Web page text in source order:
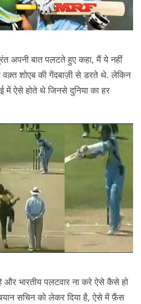
अपनी बात पलटते हुए कहा, मैं ये नहीं
वक़्त शोएब की गेंदबाज़ी से डरते थे. लेकिन
ऐसे होते थे जिनसे दुनिया का हर
और भारतीय पलटवार ना करे ऐसे कैसे हो
सचिन को लेकर दिया है, ऐसे में फ़ैंस